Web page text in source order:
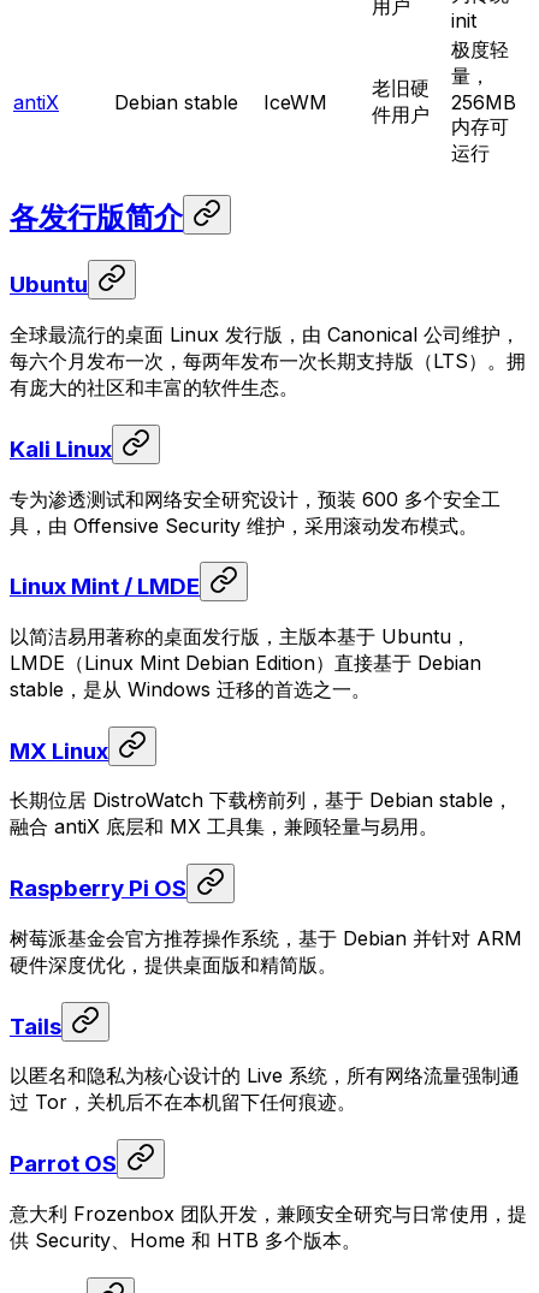
用户
init
antiX Debian stable IceWM
老旧硬
件用户
极度轻
量，
256MB
内存可
运行
各发行版简介
Ubuntu
全球最流行的桌面 Linux 发行版，由 Canonical 公司维护，
每六个月发布一次，每两年发布一次长期支持版（LTS）。拥
有庞大的社区和丰富的软件生态。
Kali Linux
专为渗透测试和网络安全研究设计，预装 600 多个安全工
具，由 Offensive Security 维护，采用滚动发布模式。
Linux Mint / LMDE
以简洁易用著称的桌面发行版，主版本基于 Ubuntu，
LMDE（Linux Mint Debian Edition）直接基于 Debian
stable，是从 Windows 迁移的首选之一。
MX Linux
长期位居 DistroWatch 下载榜前列，基于 Debian stable，
融合 antiX 底层和 MX 工具集，兼顾轻量与易用。
Raspberry Pi OS
树莓派基金会官方推荐操作系统，基于 Debian 并针对 ARM
硬件深度优化，提供桌面版和精简版。
Tails
以匿名和隐私为核心设计的 Live 系统，所有网络流量强制通
过 Tor，关机后不在本机留下任何痕迹。
Parrot OS
意大利 Frozenbox 团队开发，兼顾安全研究与日常使用，提
供 Security、Home 和 HTB 多个版本。